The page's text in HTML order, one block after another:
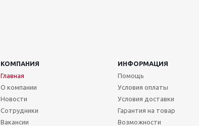
КОМПАНИЯ ИНФОРМАЦИЯ
Главная
О компании
Новости
Сотрудники
Вакансии
Помощь
Условия оплаты
Условия доставки
Гарантия на товар
Возможности